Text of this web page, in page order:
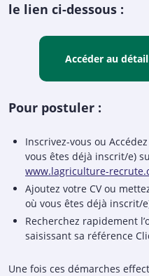
le lien ci-dessous :
Accéder au
Pour postuler :
Inscrivez-vous ou
vous êtes déjà inscrit/e)
www.lagriculture-
Ajoutez votre CV ou
où vous êtes déjà inscrit/
Recherchez rapidement
saisissant sa référence
Une fois ces démarches